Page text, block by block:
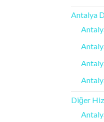
Antalya
Diğer